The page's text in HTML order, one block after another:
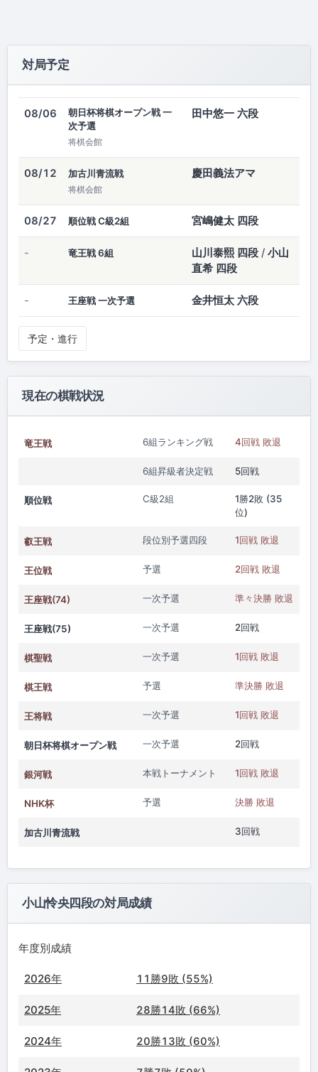
対局予定
08/06
朝日杯将棋オープン戦 一
次予選
将棋会館
田中悠一 六段
08/12 加古川青流戦
将棋会館
慶田義法アマ
08/27 順位戦 C級2組 宮嶋健太 四段
- 竜王戦 6組 山川泰熙 四段 / 小山
直希 四段
- 王座戦 一次予選 金井恒太 六段
予定・進行
現在の棋戦状況
竜王戦 6組ランキング戦 4回戦 敗退
6組昇級者決定戦 5回戦
順位戦 C級2組
1勝2敗 (35
位)
叡王戦 段位別予選四段 1回戦 敗退
王位戦 予選 2回戦 敗退
王座戦(74) 一次予選 準々決勝 敗退
王座戦(75) 一次予選 2回戦
棋聖戦 一次予選 1回戦 敗退
棋王戦 予選 準決勝 敗退
王将戦 一次予選 1回戦 敗退
朝日杯将棋オープン戦 一次予選 2回戦
銀河戦 本戦トーナメント 1回戦 敗退
NHK杯 予選 決勝 敗退
加古川青流戦 3回戦
小山怜央四段の対局成績
年度別成績
2026年 11勝9敗 (55%)
2025年 28勝14敗 (66%)
2024年 20勝13敗 (60%)